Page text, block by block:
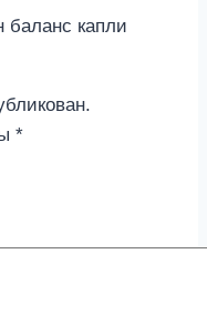
баланс капли
*